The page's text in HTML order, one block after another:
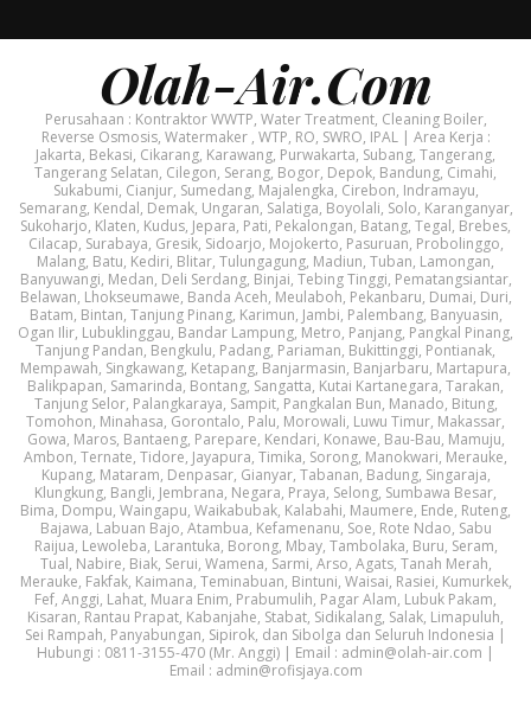
Olah-Air.Com
Perusahaan : Kontraktor WWTP, Water Treatment, Cleaning Boiler,
Reverse Osmosis, Watermaker , WTP, RO, SWRO, IPAL | Area Kerja :
Jakarta, Bekasi, Cikarang, Karawang, Purwakarta, Subang, Tangerang,
Tangerang Selatan, Cilegon, Serang, Bogor, Depok, Bandung, Cimahi,
Sukabumi, Cianjur, Sumedang, Majalengka, Cirebon, Indramayu,
Semarang, Kendal, Demak, Ungaran, Salatiga, Boyolali, Solo, Karanganyar,
Sukoharjo, Klaten, Kudus, Jepara, Pati, Pekalongan, Batang, Tegal, Brebes,
Cilacap, Surabaya, Gresik, Sidoarjo, Mojokerto, Pasuruan, Probolinggo,
Malang, Batu, Kediri, Blitar, Tulungagung, Madiun, Tuban, Lamongan,
Banyuwangi, Medan, Deli Serdang, Binjai, Tebing Tinggi, Pematangsiantar,
Belawan, Lhokseumawe, Banda Aceh, Meulaboh, Pekanbaru, Dumai, Duri,
Batam, Bintan, Tanjung Pinang, Karimun, Jambi, Palembang, Banyuasin,
Ogan Ilir, Lubuklinggau, Bandar Lampung, Metro, Panjang, Pangkal Pinang,
Tanjung Pandan, Bengkulu, Padang, Pariaman, Bukittinggi, Pontianak,
Mempawah, Singkawang, Ketapang, Banjarmasin, Banjarbaru, Martapura,
Balikpapan, Samarinda, Bontang, Sangatta, Kutai Kartanegara, Tarakan,
Tanjung Selor, Palangkaraya, Sampit, Pangkalan Bun, Manado, Bitung,
Tomohon, Minahasa, Gorontalo, Palu, Morowali, Luwu Timur, Makassar,
Gowa, Maros, Bantaeng, Parepare, Kendari, Konawe, Bau-Bau, Mamuju,
Ambon, Ternate, Tidore, Jayapura, Timika, Sorong, Manokwari, Merauke,
Kupang, Mataram, Denpasar, Gianyar, Tabanan, Badung, Singaraja,
Klungkung, Bangli, Jembrana, Negara, Praya, Selong, Sumbawa Besar,
Bima, Dompu, Waingapu, Waikabubak, Kalabahi, Maumere, Ende, Ruteng,
Bajawa, Labuan Bajo, Atambua, Kefamenanu, Soe, Rote Ndao, Sabu
Raijua, Lewoleba, Larantuka, Borong, Mbay, Tambolaka, Buru, Seram,
Tual, Nabire, Biak, Serui, Wamena, Sarmi, Arso, Agats, Tanah Merah,
Merauke, Fakfak, Kaimana, Teminabuan, Bintuni, Waisai, Rasiei, Kumurkek,
Fef, Anggi, Lahat, Muara Enim, Prabumulih, Pagar Alam, Lubuk Pakam,
Kisaran, Rantau Prapat, Kabanjahe, Stabat, Sidikalang, Salak, Limapuluh,
Sei Rampah, Panyabungan, Sipirok, dan Sibolga dan Seluruh Indonesia |
Hubungi : 0811-3155-470 (Mr. Anggi) | Email : admin@olah-air.com |
Email : admin@rofisjaya.com